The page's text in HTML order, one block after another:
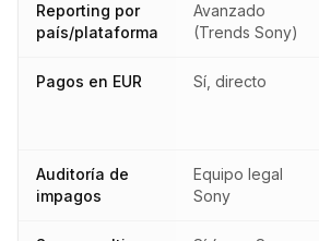
Reporting por
país/plataforma
Avanzado
(Trends Sony)
Pagos en EUR Sí, directo
Auditoría de
impagos
Equipo legal
Sony